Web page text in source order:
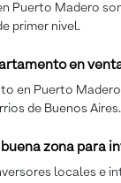
Puerto Madero
primer nivel.
en
en Puerto
de Buenos Aires.
zona para
locales e